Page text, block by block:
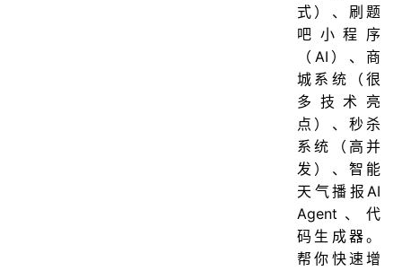
式）、刷题
吧小程序
（AI）、商
城系统（很
多技术亮
点）、秒杀
系统（高并
发）、智能
天气播报AI
Agent、代
码生成器。
帮你快速增